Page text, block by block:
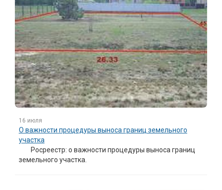
16 июля
О важности процедуры выноса границ земельного
участка
Росреестр: о важности процедуры выноса границ
земельного участка.